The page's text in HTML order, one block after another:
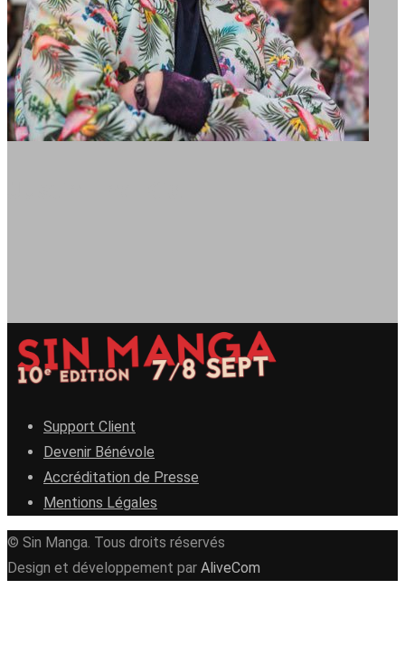
Support Client
Devenir Bénévole
Accréditation de Presse
Mentions Légales
© Sin Manga. Tous droits réservés
Design et développement par AliveCom